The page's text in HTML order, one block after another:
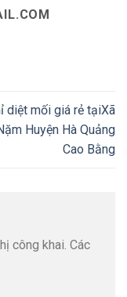
diệt mối giá rẻ tạiXã
Huyện Hà Quảng
Cao Bằng
công khai. Các